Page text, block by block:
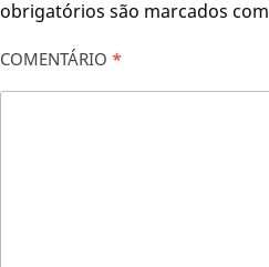
obrigatórios são marcados com
COMENTÁRIO *